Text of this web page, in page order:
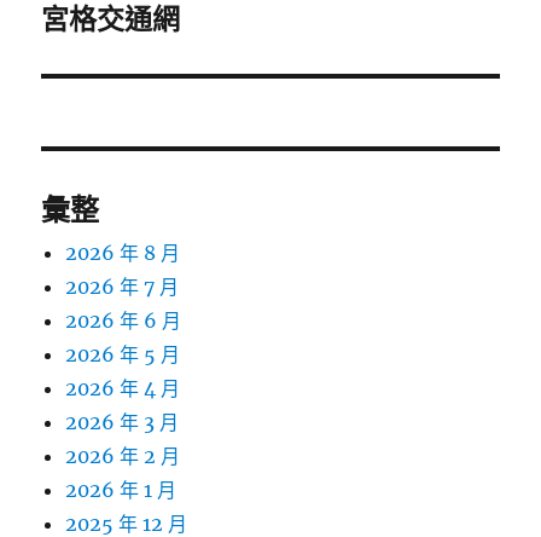
一
文
宮格交通網
彙整
2026 年 8 月
2026 年 7 月
2026 年 6 月
2026 年 5 月
2026 年 4 月
2026 年 3 月
2026 年 2 月
2026 年 1 月
2025 年 12 月